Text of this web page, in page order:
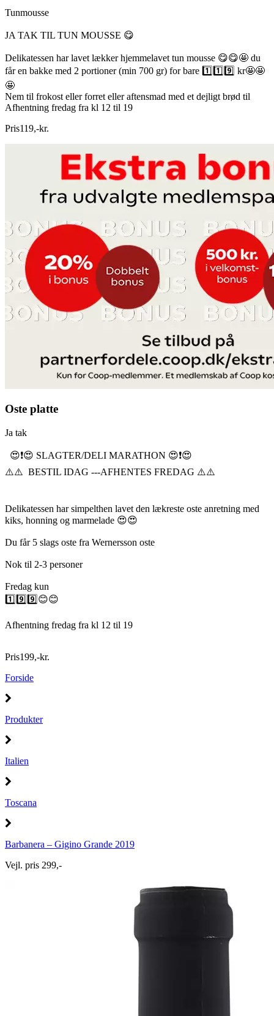
Tunmousse
JA TAK TIL TUN MOUSSE 😋
Delikatessen har lavet lækker hjemmelavet tun mousse 😋😋🤩 du
får en bakke med 2 portioner (min 700 gr) for bare 1️⃣1️⃣9️⃣ kr🤩🤩
🤩
Nem til frokost eller forret eller aftensmad med et dejligt brød til
Afhentning fredag fra kl 12 til 19
Pris119,-kr.
Oste platte
Ja tak
😍❗️😍 SLAGTER/DELI MARATHON 😍❗️😍
⚠️⚠️ BESTIL IDAG ---AFHENTES FREDAG ⚠️⚠️
Delikatessen har simpelthen lavet den lækreste oste anretning med
kiks, honning og marmelade 😍😍
Du får 5 slags oste fra Wernersson oste
Nok til 2-3 personer
Fredag kun
1️⃣9️⃣9️⃣😊😊
Afhentning fredag fra kl 12 til 19
Pris199,-kr.
Forside
Produkter
Italien
Toscana
Barbanera – Gigino Grande 2019
Vejl. pris 299,-